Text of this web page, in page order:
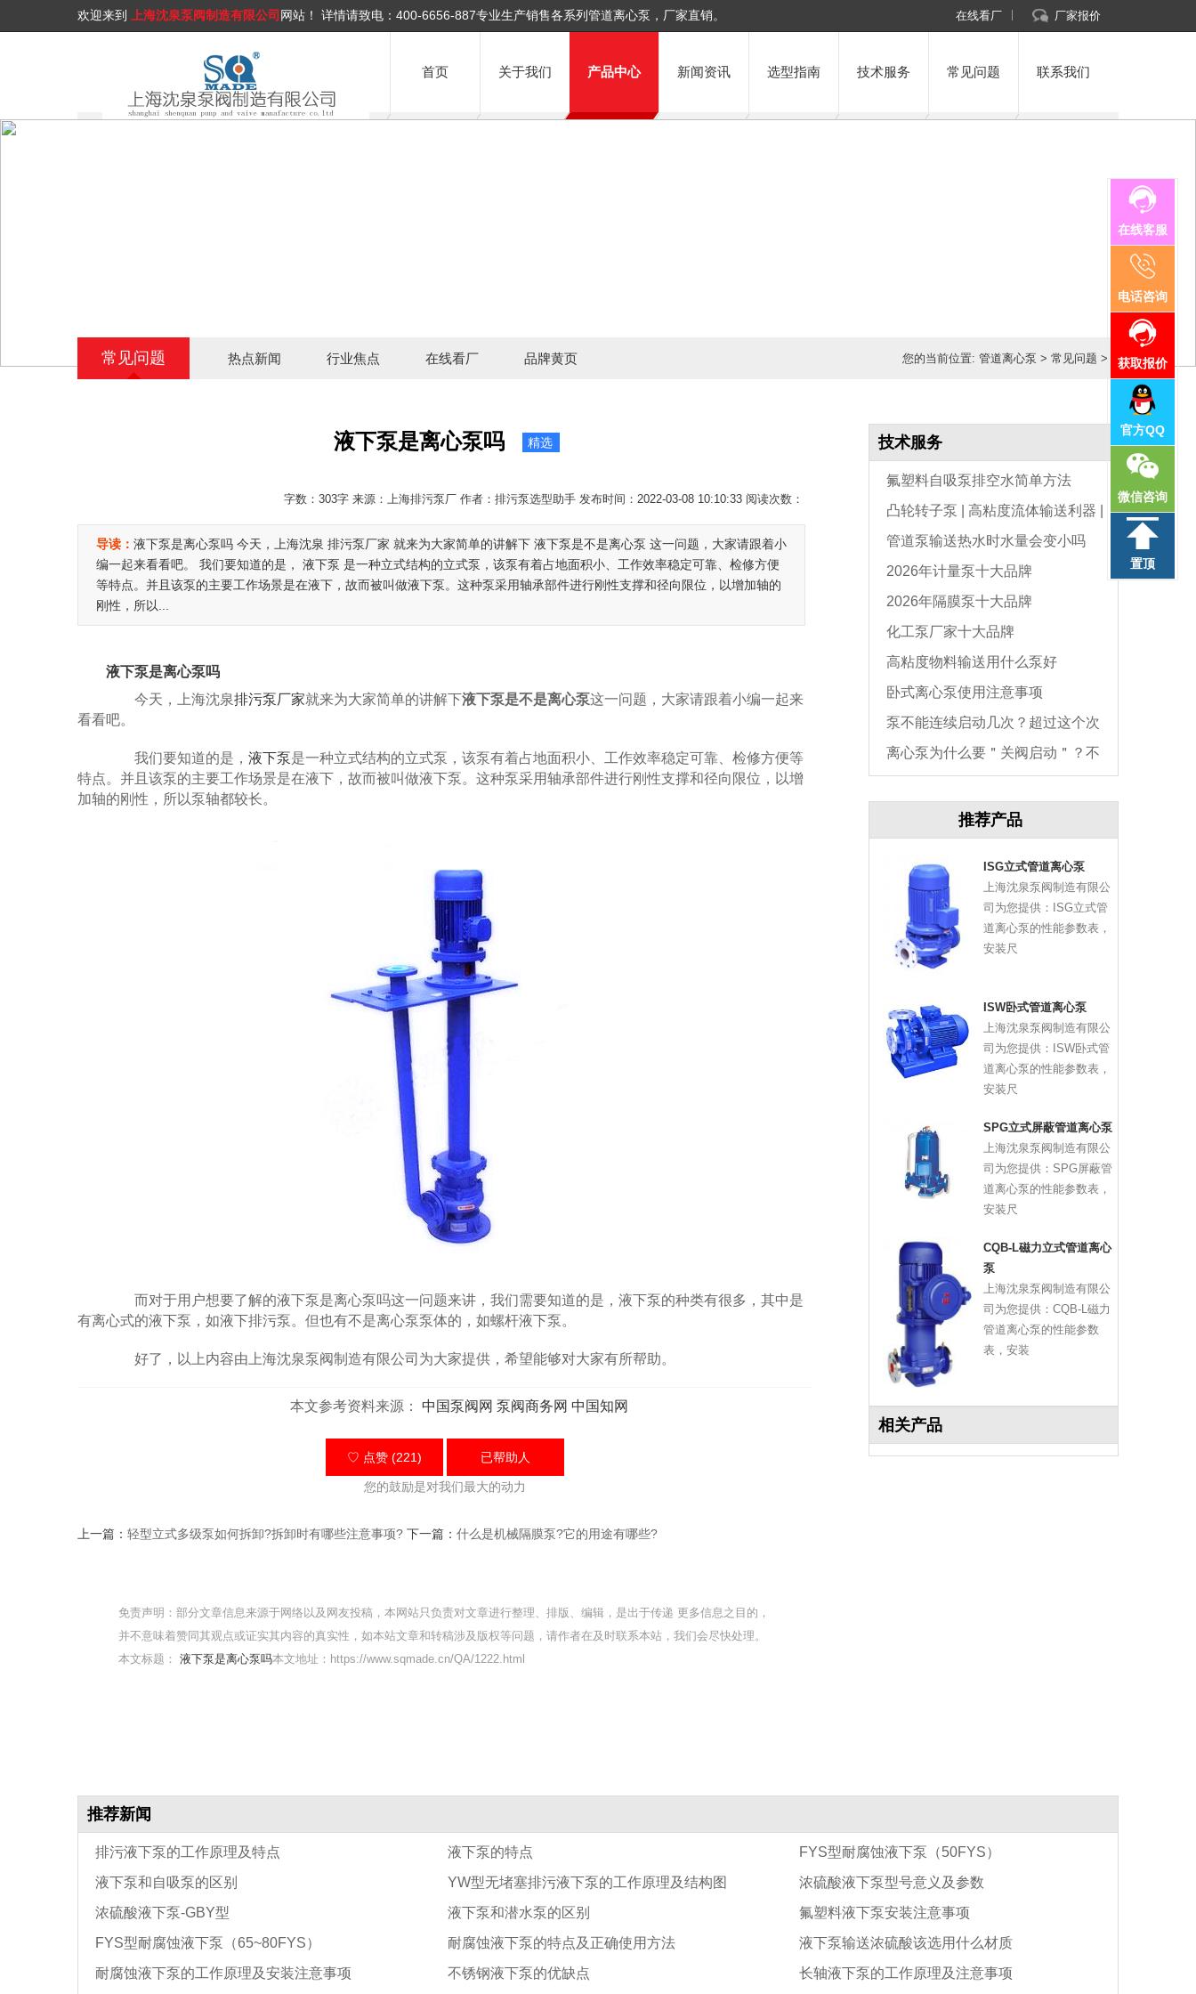
欢迎来到 上海沈泉泵阀制造有限公司 网站！ 详情请致电： 400-6656-887专业生产销售各系列管道离心泵，厂家直销。 在线看厂 厂家报价
首页 关于我们 产品中心 新闻资讯 选型指南 技术服务 常见问题 联系我们
在线客服
电话咨询
获取报价
官方QQ
微信咨询
置顶
常见问题 热点新闻 行业焦点 在线看厂 品牌黄页 您的当前位置:管道离心泵 >常见问题 >
液下泵是离心泵吗 精选
字数：303字 来源：上海排污泵厂 作者：排污泵选型助手 发布时间：2022-03-08 10:10:33 阅读次数：
导读： 液下泵是离心泵吗 今天，上海沈泉 排污泵厂家 就来为大家简单的讲解下 液下泵是不是离心泵 这一问题，大家请跟着小
编一起来看看吧。 我们要知道的是， 液下泵 是一种立式结构的立式泵，该泵有着占地面积小、工作效率稳定可靠、检修方便
等特点。并且该泵的主要工作场景是在液下，故而被叫做液下泵。这种泵采用轴承部件进行刚性支撑和径向限位，以增加轴的
刚性，所以...
液下泵是离心泵吗
今天，上海沈泉排污泵厂家就来为大家简单的讲解下液下泵是不是离心泵这一问题，大家请跟着小编一起来
看看吧。
我们要知道的是， 液下泵是一种立式结构的立式泵，该泵有着占地面积小、工作效率稳定可靠、检修方便等
特点。并且该泵的主要工作场景是在液下，故而被叫做液下泵。这种泵采用轴承部件进行刚性支撑和径向限位，以增
加轴的刚性，所以泵轴都较长。
而对于用户想要了解的液下泵是离心泵吗这一问题来讲，我们需要知道的是，液下泵的种类有很多，其中是
有离心式的液下泵，如液下排污泵。但也有不是离心泵泵体的，如螺杆液下泵。
好了，以上内容由上海沈泉泵阀制造有限公司为大家提供，希望能够对大家有所帮助。
本文参考资料来源： 中国泵阀网 泵阀商务网 中国知网
♡ 点赞 (221) 已帮助人
您的鼓励是对我们最大的动力
上一篇： 轻型立式多级泵如何拆卸?拆卸时有哪些注意事项? 下一篇： 什么是机械隔膜泵?它的用途有哪些?
免责声明：部分文章信息来源于网络以及网友投稿，本网站只负责对文章进行整理、排版、编辑，是出于传递 更多信息之目的，
并不意味着赞同其观点或证实其内容的真实性，如本站文章和转稿涉及版权等问题，请作者在及时联系本站，我们会尽快处理。
本文标题： 液下泵是离心泵吗本文地址：https://www.sqmade.cn/QA/1222.html
技术服务
氟塑料自吸泵排空水简单方法
凸轮转子泵 | 高粘度流体输送利器 |
选型与维护全指南
管道泵输送热水时水量会变小吗
2026年计量泵十大品牌
2026年隔膜泵十大品牌
化工泵厂家十大品牌
高粘度物料输送用什么泵好
卧式离心泵使用注意事项
泵不能连续启动几次？超过这个次
数，电机必坏
离心泵为什么要＂关阀启动＂？不
推荐产品
ISG立式管道离心泵
上海沈泉泵阀制造有限公
司为您提供：ISG立式管
道离心泵的性能参数表，
安装尺
ISW卧式管道离心泵
上海沈泉泵阀制造有限公
司为您提供：ISW卧式管
道离心泵的性能参数表，
安装尺
SPG立式屏蔽管道离心泵
上海沈泉泵阀制造有限公
司为您提供：SPG屏蔽管
道离心泵的性能参数表，
安装尺
CQB-L磁力立式管道离心
泵
上海沈泉泵阀制造有限公
司为您提供：CQB-L磁力
管道离心泵的性能参数
表，安装
相关产品
推荐新闻
排污液下泵的工作原理及特点 液下泵的特点
FYS型耐腐蚀液下泵（50FYS）
液下泵和自吸泵的区别
YW型无堵塞排污液下泵的工作原理及结构图
浓硫酸液下泵型号意义及参数
浓硫酸液下泵-GBY型
液下泵和潜水泵的区别
氟塑料液下泵安装注意事项
FYS型耐腐蚀液下泵（65~80FYS）
耐腐蚀液下泵的特点及正确使用方法
液下泵输送浓硫酸该选用什么材质
耐腐蚀液下泵的工作原理及安装注意事项
不锈钢液下泵的优缺点 长轴液下泵的工作原理及注意事项